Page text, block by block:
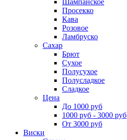
Просекко
Кава
Розовое
Ламбруско
Сахар
Брют
Сухое
Полусухое
Полусладкое
Сладкое
Цена
До 1000 руб
1000 руб - 3000 руб
От 3000 руб
Виски